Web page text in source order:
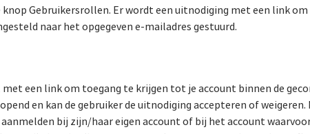
Gebruikersrollen. Er wordt een uitnodiging met een link
naar het opgegeven e-mailadres gestuurd.
een link om toegang te krijgen tot je account binnen de
en kan de gebruiker de uitnodiging accepteren of weigeren.
bij zijn/haar eigen account of bij het account